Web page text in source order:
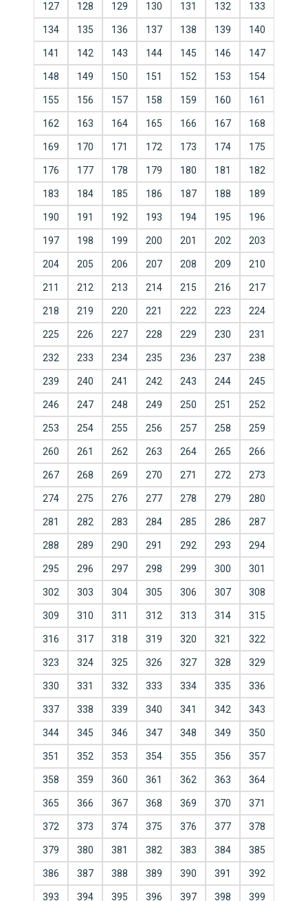
127 128 129 130 131 132 133
134 135 136 137 138 139 140
141 142 143 144 145 146 147
148 149 150 151 152 153 154
155 156 157 158 159 160 161
162 163 164 165 166 167 168
169 170 171 172 173 174 175
176 177 178 179 180 181 182
183 184 185 186 187 188 189
190 191 192 193 194 195 196
197 198 199 200 201 202 203
204 205 206 207 208 209 210
211 212 213 214 215 216 217
218 219 220 221 222 223 224
225 226 227 228 229 230 231
232 233 234 235 236 237 238
239 240 241 242 243 244 245
246 247 248 249 250 251 252
253 254 255 256 257 258 259
260 261 262 263 264 265 266
267 268 269 270 271 272 273
274 275 276 277 278 279 280
281 282 283 284 285 286 287
288 289 290 291 292 293 294
295 296 297 298 299 300 301
302 303 304 305 306 307 308
309 310 311 312 313 314 315
316 317 318 319 320 321 322
323 324 325 326 327 328 329
330 331 332 333 334 335 336
337 338 339 340 341 342 343
344 345 346 347 348 349 350
351 352 353 354 355 356 357
358 359 360 361 362 363 364
365 366 367 368 369 370 371
372 373 374 375 376 377 378
379 380 381 382 383 384 385
386 387 388 389 390 391 392
393 394 395 396 397 398 399